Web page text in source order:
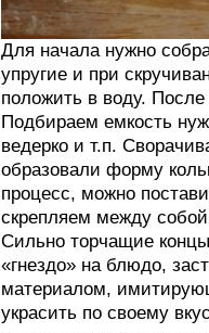
Для начала нужно
упругие и при
положить в воду.
Подбираем емкость
ведерко и т.п.
образовали форму
процесс, можно
скрепляем между
Сильно торчащие
«гнездо» на блюдо,
материалом,
украсить по своему